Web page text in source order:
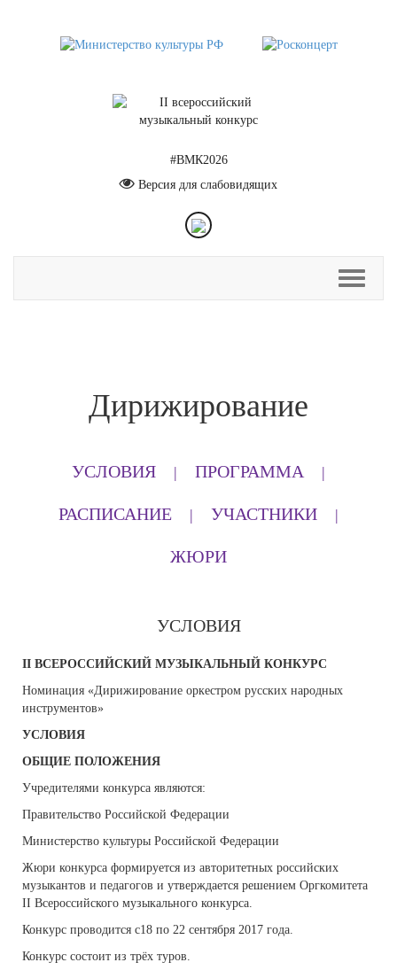
#ВМК2026
Версия для слабовидящих
Дирижирование
УСЛОВИЯ ПРОГРАММА
РАСПИСАНИЕ УЧАСТНИКИ
ЖЮРИ
УСЛОВИЯ
II ВСЕРОССИЙСКИЙ МУЗЫКАЛЬНЫЙ КОНКУРС
Номинация «Дирижирование оркестром русских народных
инструментов»
УСЛОВИЯ
ОБЩИЕ ПОЛОЖЕНИЯ
Учредителями конкурса являются:
Правительство Российской Федерации
Министерство культуры Российской Федерации
Жюри конкурса формируется из авторитетных российских
музыкантов и педагогов и утверждается решением Оргкомитета
II Всероссийского музыкального конкурса.
Конкурс проводится с18 по 22 сентября 2017 года.
Конкурс состоит из трёх туров.